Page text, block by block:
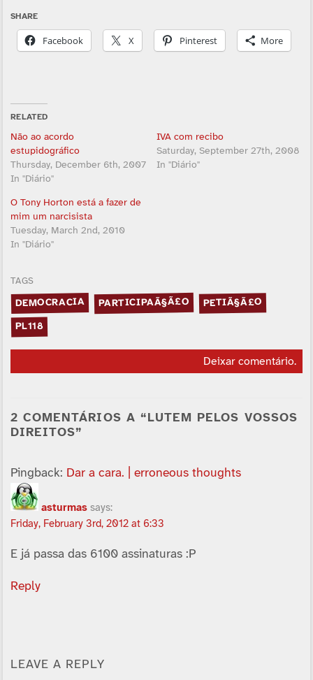
SHARE
Facebook X Pinterest More
RELATED
Não ao acordo
estupidográfico
Thursday, December 6th, 2007
In "Diário"
IVA com recibo
Saturday, September 27th, 2008
In "Diário"
O Tony Horton está a fazer de
mim um narcisista
Tuesday, March 2nd, 2010
In "Diário"
TAGS
DEMOCRACIA PARTICIPAÃ§Ã£O PETIÃ§Ã£O
PL118
Deixar comentário.
2 COMENTÁRIOS A “LUTEM PELOS VOSSOS
DIREITOS”
Pingback: Dar a cara. | erroneous thoughts
asturmas says:
Friday, February 3rd, 2012 at 6:33
E já passa das 6100 assinaturas :P
Reply
LEAVE A REPLY